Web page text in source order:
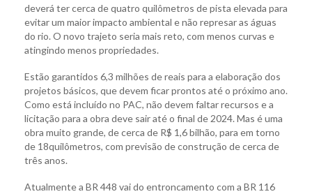
deverá ter cerca de quatro quilômetros de pista elevada para
evitar um maior impacto ambiental e não represar as águas
do rio. O novo trajeto seria mais reto, com menos curvas e
atingindo menos propriedades.
Estão garantidos 6,3 milhões de reais para a elaboração dos
projetos básicos, que devem ficar prontos até o próximo ano.
Como está incluído no PAC, não devem faltar recursos e a
licitação para a obra deve sair até o final de 2024. Mas é uma
obra muito grande, de cerca de R$ 1,6 bilhão, para em torno
de 18quilômetros, com previsão de construção de cerca de
três anos.
Atualmente a BR 448 vai do entroncamento com a BR 116